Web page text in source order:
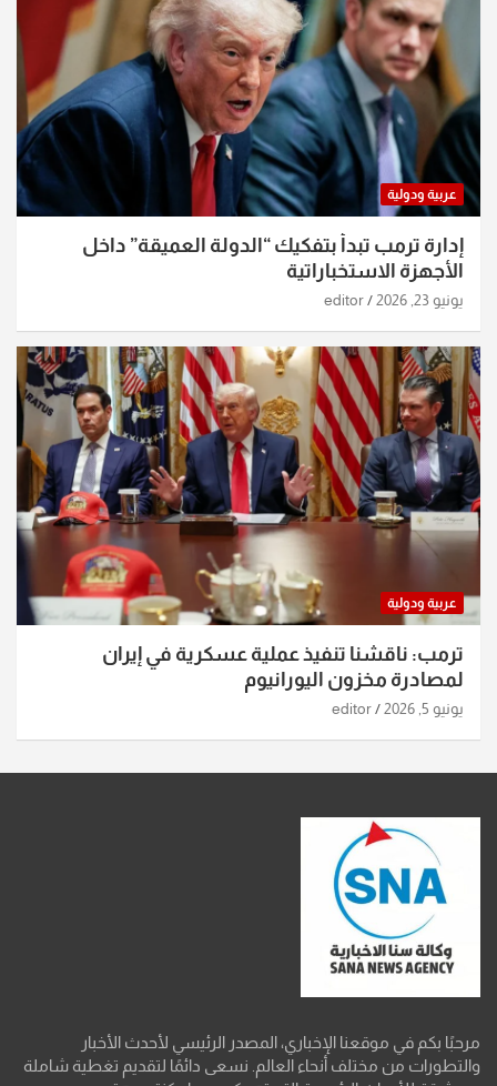
عربية ودولية
إدارة ترمب تبدأ بتفكيك “الدولة العميقة” داخل
الأجهزة الاستخباراتية
يونيو 23, 2026 editor
عربية ودولية
ترمب: ناقشنا تنفيذ عملية عسكرية في إيران
لمصادرة مخزون اليورانيوم
يونيو 5, 2026 editor
مرحبًا بكم في موقعنا الإخباري، المصدر الرئيسي لأحدث الأخبار
والتطورات من مختلف أنحاء العالم. نسعى دائمًا لتقديم تغطية شاملة